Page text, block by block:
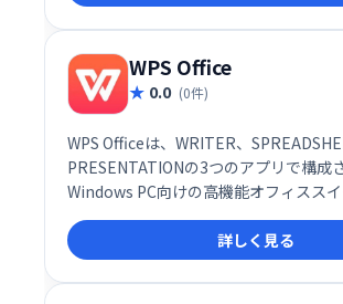
スが特徴です。個人利用からビジネス
く活用できます。 無料なので、まずは
い。
WPS Office
0.0 (0件)
WPS Officeは、WRITER、
PRESENTATIONの3つのアプリで構成
Windows PC向けの高機能オフィススイ
Microsoft Officeとの高い互換性を持
表計算、プレゼンテーション作成を効率
す。Windows 10、7、8.1、Vistaに対
詳しく見る